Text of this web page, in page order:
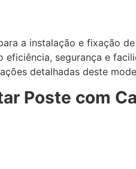
a instalação e fixação
segurança e
detalhadas deste
Poste com